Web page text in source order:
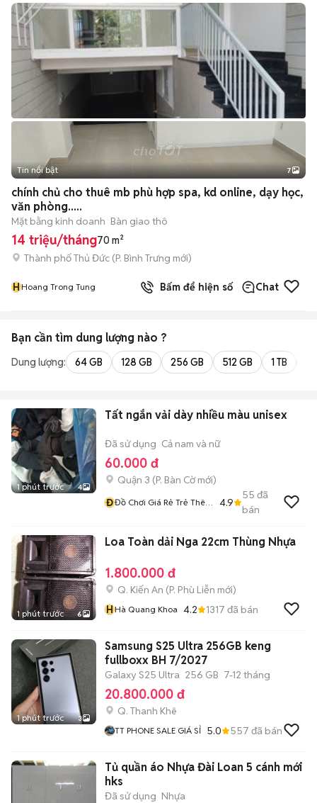
+2
Tin nổi bật 7
chính chủ cho thuê mb phù hợp spa, kd online, dạy học,
văn phòng.....
Mặt bằng kinh doanh Bàn giao thô
14 triệu/tháng70 m²
Thành phố Thủ Đức (P. Bình Trưng mới)
HHoang Trong Tung Bấm để hiện số Chat
Bạn cần tìm dung lượng nào ?
Dung lượng: 64 GB 128 GB 256 GB 512 GB 1 TB
1 phút trước 4
Tất ngắn vải dày nhiều màu unisex
Đã sử dụng Cả nam và nữ
60.000 đ
Quận 3 (P. Bàn Cờmới)
ĐĐồ Chơi Giá Rẻ Trẻ Thêm
4.9
55 đã
bán
1 phút trước 6
Loa Toàn dải Nga 22cm Thùng Nhựa
1.800.000 đ
Q. Kiến An (P. Phù Liễn mới)
HHà Quang Khoa 4.2 1317 đã bán
1 phút trước 3
Samsung S25 Ultra 256GB keng
fullboxx BH 7/2027
Galaxy S25 Ultra 256 GB 7-12 tháng
20.800.000 đ
Q. Thanh Khê
TT PHONE SALE GIÁ SỈ 5.0 557 đã bán
Tủ quần áo Nhựa Đài Loan 5 cánh mới
hks
Đã sử dụng Nhựa